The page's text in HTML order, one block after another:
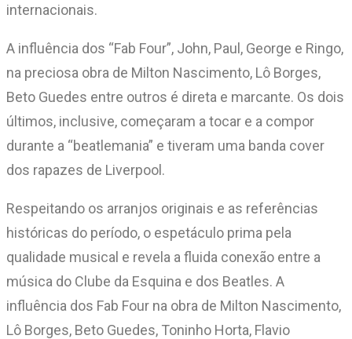
internacionais.
A influência dos “Fab Four”, John, Paul, George e Ringo,
na preciosa obra de Milton Nascimento, Lô Borges,
Beto Guedes entre outros é direta e marcante. Os dois
últimos, inclusive, começaram a tocar e a compor
durante a “beatlemania” e tiveram uma banda cover
dos rapazes de Liverpool.
Respeitando os arranjos originais e as referências
históricas do período, o espetáculo prima pela
qualidade musical e revela a fluida conexão entre a
música do Clube da Esquina e dos Beatles. A
influência dos Fab Four na obra de Milton Nascimento,
Lô Borges, Beto Guedes, Toninho Horta, Flavio